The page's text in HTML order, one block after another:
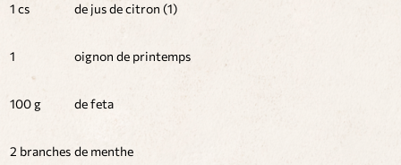
1 cs de jus de citron (1)
1 oignon de printemps
100 g de feta
2 branches de menthe